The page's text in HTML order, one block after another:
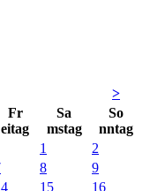
>
Fr
eitag
Sa
mstag
So
nntag
1
2
8
9
15
16